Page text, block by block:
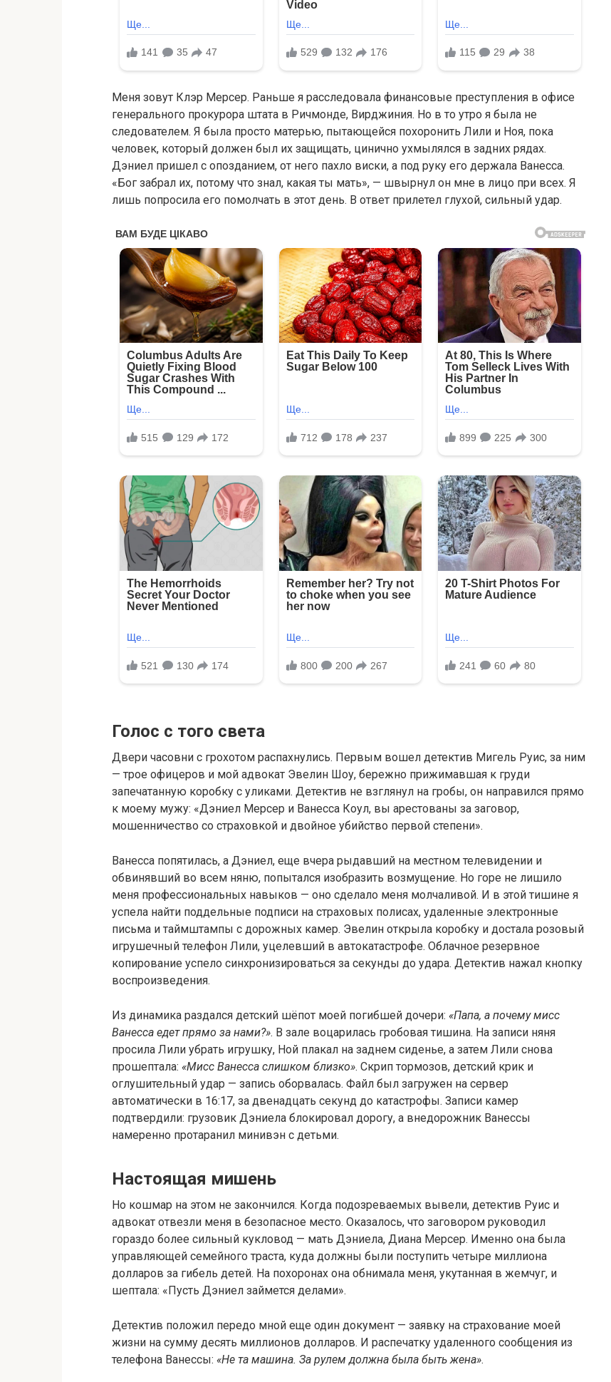
Меня зовут Клэр Мерсер. Раньше я расследовала финансовые преступления в офисе
генерального прокурора штата в Ричмонде, Вирджиния. Но в то утро я была не
следователем. Я была просто матерью, пытающейся похоронить Лили и Ноя, пока
человек, который должен был их защищать, цинично ухмылялся в задних рядах.
Дэниел пришел с опозданием, от него пахло виски, а под руку его держала Ванесса.
«Бог забрал их, потому что знал, какая ты мать», — швырнул он мне в лицо при всех. Я
лишь попросила его помолчать в этот день. В ответ прилетел глухой, сильный удар.
Голос с того света
Двери часовни с грохотом распахнулись. Первым вошел детектив Мигель Руис, за ним
— трое офицеров и мой адвокат Эвелин Шоу, бережно прижимавшая к груди
запечатанную коробку с уликами. Детектив не взглянул на гробы, он направился прямо
к моему мужу: «Дэниел Мерсер и Ванесса Коул, вы арестованы за заговор,
мошенничество со страховкой и двойное убийство первой степени».
Ванесса попятилась, а Дэниел, еще вчера рыдавший на местном телевидении и
обвинявший во всем няню, попытался изобразить возмущение. Но горе не лишило
меня профессиональных навыков — оно сделало меня молчаливой. И в этой тишине я
успела найти поддельные подписи на страховых полисах, удаленные электронные
письма и таймштампы с дорожных камер. Эвелин открыла коробку и достала розовый
игрушечный телефон Лили, уцелевший в автокатастрофе. Облачное резервное
копирование успело синхронизироваться за секунды до удара. Детектив нажал кнопку
воспроизведения.
Из динамика раздался детский шёпот моей погибшей дочери: «Папа, а почему мисс
Ванесса едет прямо за нами?». В зале воцарилась гробовая тишина. На записи няня
просила Лили убрать игрушку, Ной плакал на заднем сиденье, а затем Лили снова
прошептала: «Мисс Ванесса слишком близко». Скрип тормозов, детский крик и
оглушительный удар — запись оборвалась. Файл был загружен на сервер
автоматически в 16:17, за двенадцать секунд до катастрофы. Записи камер
подтвердили: грузовик Дэниела блокировал дорогу, а внедорожник Ванессы
намеренно протаранил минивэн с детьми.
Настоящая мишень
Но кошмар на этом не закончился. Когда подозреваемых вывели, детектив Руис и
адвокат отвезли меня в безопасное место. Оказалось, что заговором руководил
гораздо более сильный кукловод — мать Дэниела, Диана Мерсер. Именно она была
управляющей семейного траста, куда должны были поступить четыре миллиона
долларов за гибель детей. На похоронах она обнимала меня, укутанная в жемчуг, и
шептала: «Пусть Дэниел займется делами».
Детектив положил передо мной еще один документ — заявку на страхование моей
жизни на сумму десять миллионов долларов. И распечатку удаленного сообщения из
телефона Ванессы: «Не та машина. За рулем должна была быть жена».